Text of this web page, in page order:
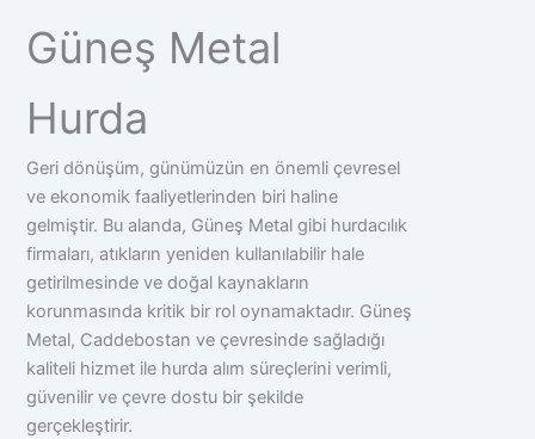
Güneş Metal
Hurda
Geri dönüşüm, günümüzün en önemli çevresel
ve ekonomik faaliyetlerinden biri haline
gelmiştir. Bu alanda, Güneş Metal gibi hurdacılık
firmaları, atıkların yeniden kullanılabilir hale
getirilmesinde ve doğal kaynakların
korunmasında kritik bir rol oynamaktadır. Güneş
Metal, Caddebostan ve çevresinde sağladığı
kaliteli hizmet ile hurda alım süreçlerini verimli,
güvenilir ve çevre dostu bir şekilde
gerçekleştirir.